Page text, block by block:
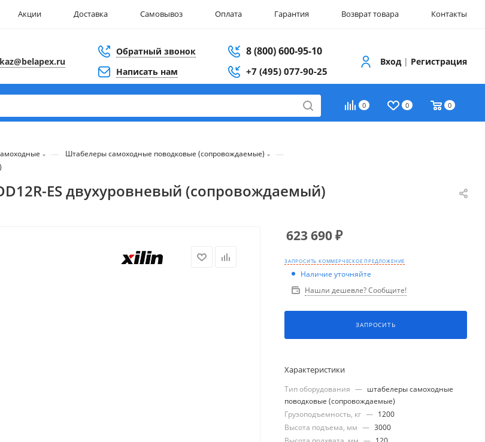
Акции Доставка Самовывоз Оплата Гарантия Возврат товара Контакты
Обратный звонок
Написать нам
8 (800) 600-95-10
+7 (495) 077-90-25
Вход | Регистрация
0 0 0
— Штабелеры самоходные поводковые (сопровождаемые) —
ES двухуровневый (сопровождаемый)
623 690₽
ЗАПРОСИТЬ КОММЕРЧЕСКОЕ ПРЕДЛОЖЕНИЕ
Наличие уточняйте
Нашли дешевле? Сообщите!
ЗАПРОСИТЬ
Характеристики
Тип оборудования — штабелеры самоходные
поводковые (сопровождаемые)
Грузоподъемность, кг — 1200
Высота подъема, мм — 3000